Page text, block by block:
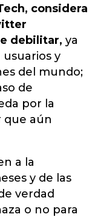
considera
debilitar, ya
y
del mundo;
de
por la
que aún
a la
y de las
verdad
o no para